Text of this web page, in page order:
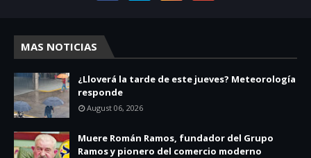
MAS NOTICIAS
¿Lloverá la tarde de este jueves? Meteorología
responde
August 06, 2026
Muere Román Ramos, fundador del Grupo
Ramos y pionero del comercio moderno